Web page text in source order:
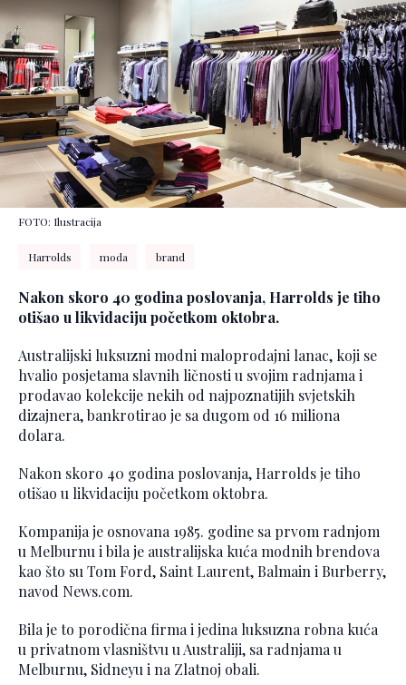
FOTO: Ilustracija
Harrolds moda brand
Nakon skoro 40 godina poslovanja, Harrolds je tiho
otišao u likvidaciju početkom oktobra.
Australijski luksuzni modni maloprodajni lanac, koji se
hvalio posjetama slavnih ličnosti u svojim radnjama i
prodavao kolekcije nekih od najpoznatijih svjetskih
dizajnera, bankrotirao je sa dugom od 16 miliona
dolara.
Nakon skoro 40 godina poslovanja, Harrolds je tiho
otišao u likvidaciju početkom oktobra.
Kompanija je osnovana 1985. godine sa prvom radnjom
u Melburnu i bila je australijska kuća modnih brendova
kao što su Tom Ford, Saint Laurent, Balmain i Burberry,
navod News.com.
Bila je to porodična firma i jedina luksuzna robna kuća
u privatnom vlasništvu u Australiji, sa radnjama u
Melburnu, Sidneyu i na Zlatnoj obali.